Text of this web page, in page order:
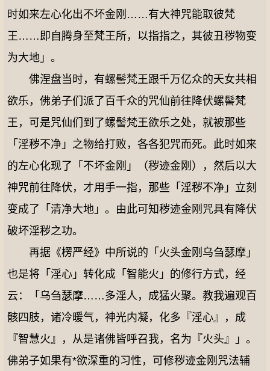
时如来左心化出不坏金刚……有大神咒能取彼梵
王……即自腾身至梵王所，以指指之，其彼丑秽物变
为大地」。
佛涅盘当时，有螺髻梵王跟千万亿众的天女共相
欲乐，佛弟子们派了百千众的咒仙前往降伏螺髻梵
王，可是咒仙们到了螺髻梵王欲乐之处，就被那些
「淫秽不净」之物给打败，各各犯咒而死。此时如来
的左心化现了「不坏金刚」（秽迹金刚），然后以大
神咒前往降伏，才用手一指，那些「淫秽不净」立刻
变成了「清净大地」。由此可知秽迹金刚咒具有降伏
破坏淫秽之功。
再据《楞严经》中所说的「火头金刚乌刍瑟摩」
也是将「淫心」转化成「智能火」的修行方式，经
云：「乌刍瑟摩……多淫人，成猛火聚。教我遍观百
骸四肢，诸冷暖气，神光内凝，化多『淫心』，成
『智慧火』，从是诸佛皆呼召我，名为『火头』」。
佛弟子如果有*欲深重的习性，可修秽迹金刚咒法辅